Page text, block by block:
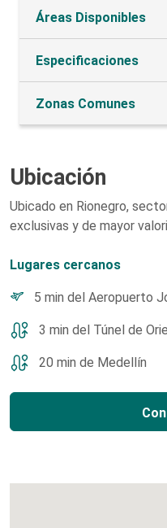
Áreas Disponibles
Especificaciones
Zonas Comunes
Ubicación
Ubicado en Rionegro,
exclusivas y de mayor
Lugares cercanos
5 min del Aeropuerto
3 min del Túnel de
20 min de Medellín